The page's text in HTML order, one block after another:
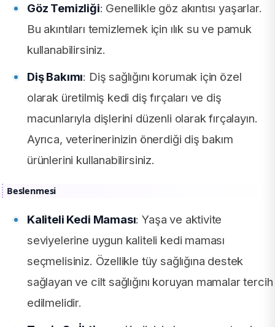
Göz Temizliği: Genellikle göz akıntısı yaşarlar.
Bu akıntıları temizlemek için ılık su ve pamuk
kullanabilirsiniz.
Diş Bakımı: Diş sağlığını korumak için özel
olarak üretilmiş kedi diş fırçaları ve diş
macunlarıyla dişlerini düzenli olarak fırçalayın.
Ayrıca, veterinerinizin önerdiği diş bakım
ürünlerini kullanabilirsiniz.
Beslenmesi
Kaliteli Kedi Maması: Yaşa ve aktivite
seviyelerine uygun kaliteli kedi maması
seçmelisiniz. Özellikle tüy sağlığına destek
sağlayan ve cilt sağlığını koruyan mamalar tercih
edilmelidir.